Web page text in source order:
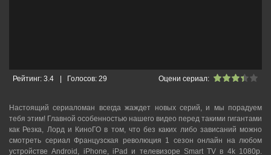
Оцени сериал:
Рейтинг: 3.4 Голосов:29
Настоящий сериаломан всегда жаждет новых серий, и мы порадуем
тебя этим! Главной особенностью нашего видео перед такими гигантами
как Резка, Лорд и КиноГО в том, что без каких либо зависаний можно
смотреть cериал Французская революция 1 сезон онлайн на любом
устройстве Android, iPhone, iPad и телевизоре Smart TV в 4k 1080p.